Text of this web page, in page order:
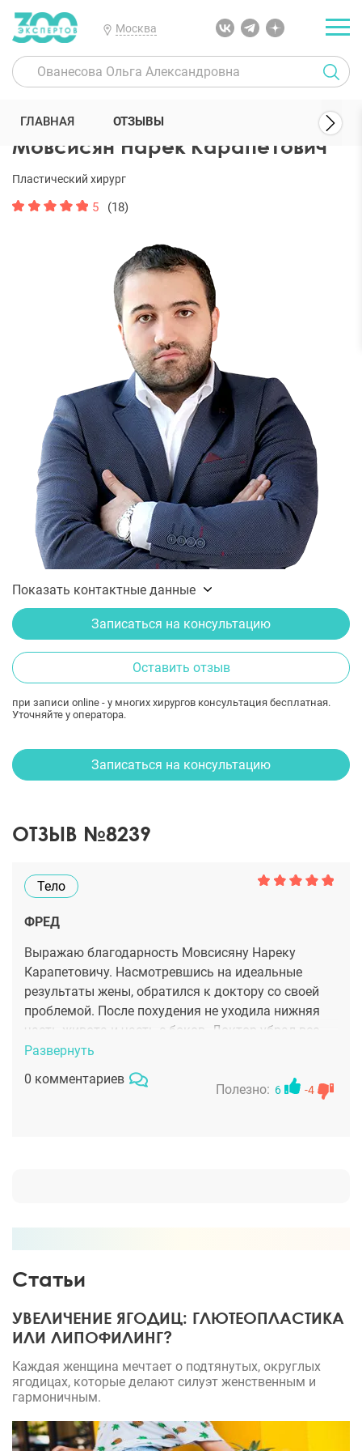
Москва
300 Экспертов Пластические хирурги Мовсисян Нарек
Мовсисян Нарек Карапетович
Пластический хирург
5 (18)
Показать контактные данные
Записаться на консультацию
Оставить отзыв
при записи online - у многих хирургов консультация бесплатная.
Уточняйте у оператора.
ГЛАВНАЯ ОТЗЫВЫ
Записаться на консультацию
ОТЗЫВ №8239
Тело
ФРЕД
Выражаю благодарность Мовсисяну Нареку
Карапетовичу. Насмотревшись на идеальные
результаты жены, обратился к доктору со своей
проблемой. После похудения не уходила нижняя
часть живота и часть с боков. Доктор убрал все
остатки "спасательного круга". После липосакции
были небольшие неудобства, но прошло два
месяца, а следы захода иглы замылись. Выполнял
Развернуть
0 комментариев
Полезно: 6 -4
Статьи
УВЕЛИЧЕНИЕ ЯГОДИЦ: ГЛЮТЕОПЛАСТИКА
ИЛИ ЛИПОФИЛИНГ?
Каждая женщина мечтает о подтянутых, округлых
ягодицах, которые делают силуэт женственным и
гармоничным.